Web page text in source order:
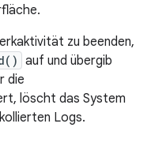
zu beenden,
auf und übergib
die
löscht das System
Logs.